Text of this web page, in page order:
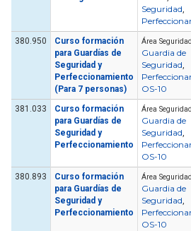
Seguridad,
380.950
Curso formación
para Guardías de
Seguridad y
Perfeccionamiento
(Para 7 personas)
Área Seguridad
Guardia de
Seguridad,
OS-10
381.033
Curso formación
para Guardías de
Seguridad y
Perfeccionamiento
Área Seguridad
Guardia de
Seguridad,
OS-10
380.893
Curso formación
para Guardías de
Seguridad y
Perfeccionamiento
Área Seguridad
Guardia de
Seguridad,
OS-10